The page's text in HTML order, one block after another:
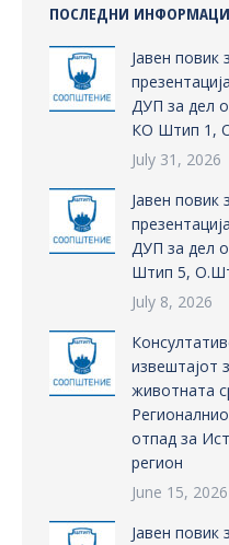
ПОСЛЕДНИ
Јавен повик
ДУП за дел
КО Штип 1,
July 31, 2026
Јавен повик
ДУП за дел
Штип 5,
July 8, 2026
извештајот
животната
отпад за
регион
June 15, 2026
Јавен повик